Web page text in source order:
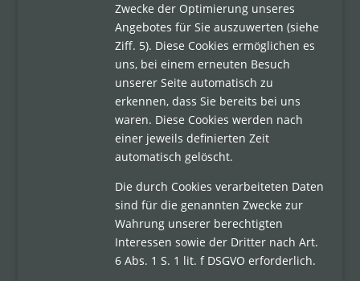
Zwecke der Optimierung unseres
Angebotes für Sie auszuwerten (siehe
Ziff. 5). Diese Cookies ermöglichen es
uns, bei einem erneuten Besuch
unserer Seite automatisch zu
erkennen, dass Sie bereits bei uns
waren. Diese Cookies werden nach
einer jeweils definierten Zeit
automatisch gelöscht.
Die durch Cookies verarbeiteten Daten
sind für die genannten Zwecke zur
Wahrung unserer berechtigten
Interessen sowie der Dritter nach Art.
6 Abs. 1 S. 1 lit. f DSGVO erforderlich.